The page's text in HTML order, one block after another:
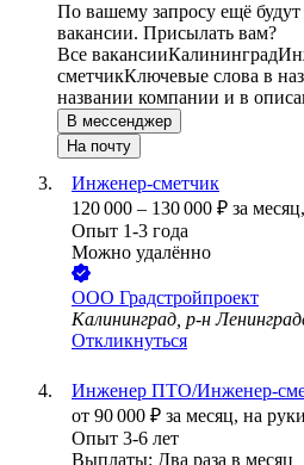
По вашему запросу ещё будут
вакансии. Присылать вам?
Все вакансииКалининград
сметчикКлючевые слова в
названии компании и в
В мессенджер
На почту
Инженер-сметчик
120 000 – 130 000 ₽ за месяц,
Опыт 1-3 года
Можно удалённо
ООО Градстройпроект
Калининград, р-н
Откликнуться
Инженер ПТО/Инженер-
от 90 000 ₽ за месяц, на руки
Опыт 3-6 лет
Выплаты: Два раза в месяц